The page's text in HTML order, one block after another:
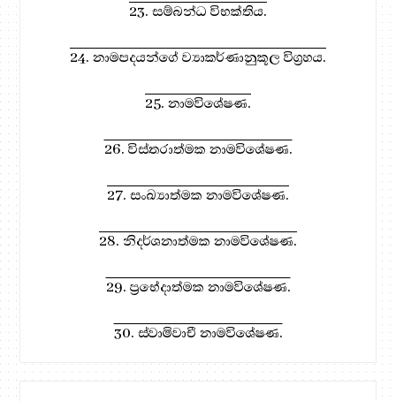
23. සම්බන්ධ විභක්තිය.
24. නාමපදයන්ගේ ව්‍යාකර්ණානුකූල විග්‍රහය.
25. නාමවිශේෂණ.
26. විස්තරාත්මක නාමවිශේෂණ.
27. සංඛ්‍යාත්මක නාමවිශේෂණ.
28. නිදර්ශනාත්මක නාමවිශේෂණ.
29. ප්‍රභේදාත්මක නාමවිශේෂණ.
30. ස්වාමිවාචී නාමවිශේෂණ.